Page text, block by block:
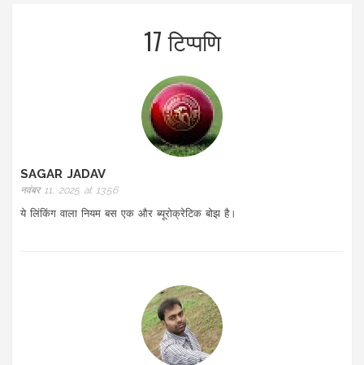
17 टिप्पणि
SAGAR JADAV
नवंबर 11, 2025 at 13:56
ये लिंकिंग वाला नियम बस एक और ब्यूरोक्रेटिक बोझ है।